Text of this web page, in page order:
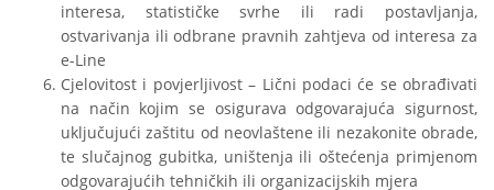
interesa, statističke svrhe ili radi postavljanja,
ostvarivanja ili odbrane pravnih zahtjeva od interesa za
e-Line
Cjelovitost i povjerljivost – Lični podaci će se obrađivati
na način kojim se osigurava odgovarajuća sigurnost,
uključujući zaštitu od neovlaštene ili nezakonite obrade,
te slučajnog gubitka, uništenja ili oštećenja primjenom
odgovarajućih tehničkih ili organizacijskih mjera